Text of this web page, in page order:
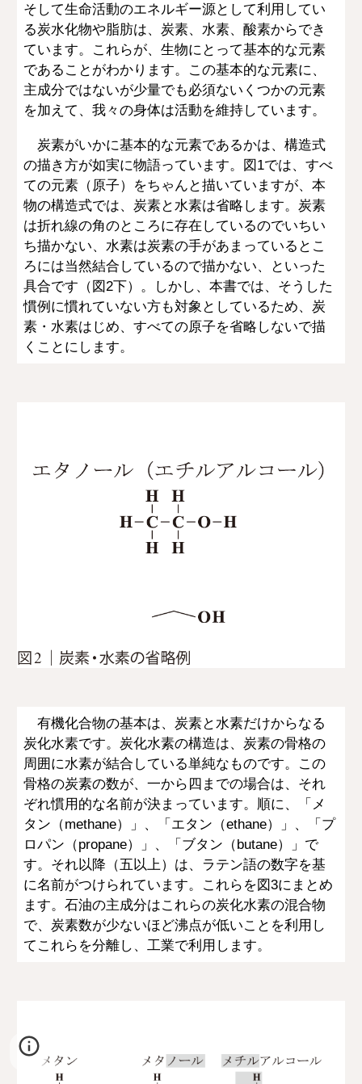
そして生命活動のエネルギー源として利用してい
る炭水化物や脂肪は、炭素、水素、酸素からでき
ています。これらが、生物にとって基本的な元素
であることがわかります。この基本的な元素に、
主成分ではないが少量でも必須ないくつかの元素
を加えて、我々の身体は活動を維持しています。
炭素がいかに基本的な元素であるかは、構造式
の描き方が如実に物語っています。図1では、すべ
ての元素（原子）をちゃんと描いていますが、本
物の構造式では、炭素と水素は省略します。炭素
は折れ線の角のところに存在しているのでいちい
ち描かない、水素は炭素の手があまっているとこ
ろには当然結合しているので描かない、といった
具合です（図2下）。しかし、本書では、そうした
慣例に慣れていない方も対象としているため、炭
素・水素はじめ、すべての原子を省略しないで描
くことにします。
有機化合物の基本は、炭素と水素だけからなる
炭化水素です。炭化水素の構造は、炭素の骨格の
周囲に水素が結合している単純なものです。この
骨格の炭素の数が、一から四までの場合は、それ
ぞれ慣用的な名前が決まっています。順に、「メ
タン（methane）」、「エタン（ethane）」、「プ
ロパン（propane）」、「ブタン（butane）」で
す。それ以降（五以上）は、ラテン語の数字を基
に名前がつけられています。これらを図3にまとめ
ます。石油の主成分はこれらの炭化水素の混合物
で、炭素数が少ないほど沸点が低いことを利用し
てこれらを分離し、工業で利用します。